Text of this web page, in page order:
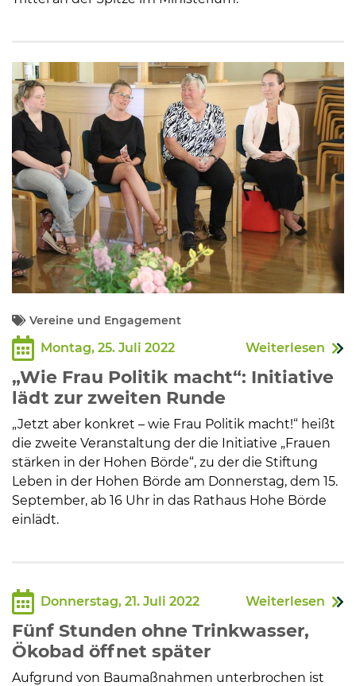
Vereine und Engagement
Montag, 25. Juli 2022 Weiterlesen
„Wie Frau Politik macht“: Initiative
lädt zur zweiten Runde
„Jetzt aber konkret – wie Frau Politik macht!“ heißt
die zweite Veranstaltung der die Initiative „Frauen
stärken in der Hohen Börde“, zu der die Stiftung
Leben in der Hohen Börde am Donnerstag, dem 15.
September, ab 16 Uhr in das Rathaus Hohe Börde
einlädt.
Donnerstag, 21. Juli 2022 Weiterlesen
Fünf Stunden ohne Trinkwasser,
Ökobad öffnet später
Aufgrund von Baumaßnahmen unterbrochen ist